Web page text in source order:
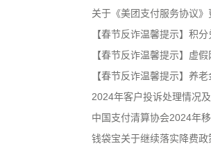
息披露公告
关于《美团支付服务协议
【春节反诈温馨提示】积
【春节反诈温馨提示】虚
【春节反诈温馨提示】养
2024年客户投诉处理情况
息披露公告
中国支付清算协会2024年
用情况调查问卷
钱袋宝关于继续落实降费政